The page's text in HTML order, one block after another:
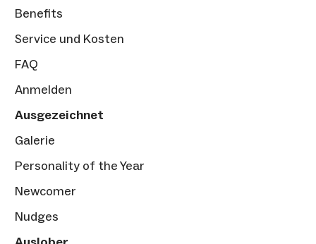
Benefits
Service und Kosten
FAQ
Anmelden
Ausgezeichnet
Galerie
Personality of the Year
Newcomer
Nudges